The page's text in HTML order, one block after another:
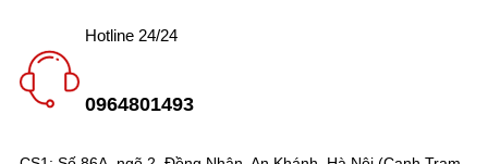
Hotline 24/24
0964801493